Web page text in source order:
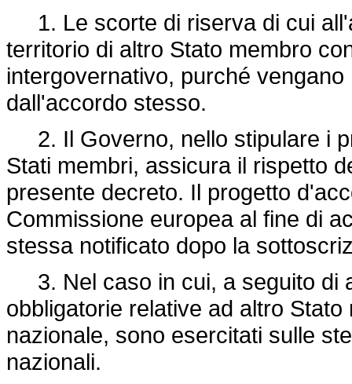
1. Le scorte di riserva di cui
territorio di altro Stato membro
intergovernativo, purché
dall'accordo stesso.
2. Il Governo, nello stipulare i
Stati membri, assicura il rispetto
presente decreto. Il progetto
Commissione europea al fine di
stessa notificato dopo la
3. Nel caso in cui, a seguito di
obbligatorie relative ad altro
nazionale, sono esercitati sulle
nazionali.